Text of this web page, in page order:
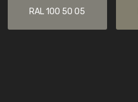
RAL 100 50 05